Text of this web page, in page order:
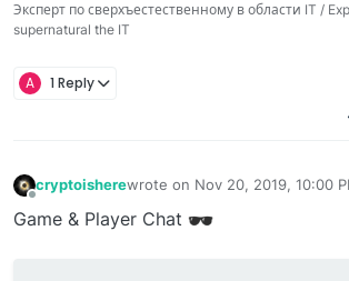
Эксперт по сверхъестественному в области IT /
supernatural the IT
A 1 Reply
cryptoisherewrote on Nov 20, 2019, 10:00
last edited by
Game & Player Chat